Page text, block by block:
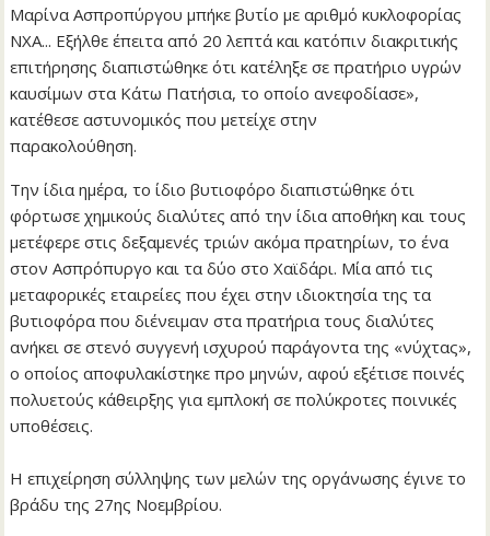
Μαρίνα Ασπροπύργου μπήκε βυτίο με αριθμό κυκλοφορίας
NXA... Εξήλθε έπειτα από 20 λεπτά και κατόπιν διακριτικής
επιτήρησης διαπιστώθηκε ότι κατέληξε σε πρατήριο υγρών
καυσίμων στα Κάτω Πατήσια, το οποίο ανεφοδίασε»,
κατέθεσε αστυνομικός που μετείχε στην
παρακολούθηση.
Την ίδια ημέρα, το ίδιο βυτιοφόρο διαπιστώθηκε ότι
φόρτωσε χημικούς διαλύτες από την ίδια αποθήκη και τους
μετέφερε στις δεξαμενές τριών ακόμα πρατηρίων, το ένα
στον Ασπρόπυργο και τα δύο στο Χαϊδάρι. Μία από τις
μεταφορικές εταιρείες που έχει στην ιδιοκτησία της τα
βυτιοφόρα που διένειμαν στα πρατήρια τους διαλύτες
ανήκει σε στενό συγγενή ισχυρού παράγοντα της «νύχτας»,
ο οποίος αποφυλακίστηκε προ μηνών, αφού εξέτισε ποινές
πολυετούς κάθειρξης για εμπλοκή σε πολύκροτες ποινικές
υποθέσεις.
Η επιχείρηση σύλληψης των μελών της οργάνωσης έγινε το
βράδυ της 27ης Νοεμβρίου.